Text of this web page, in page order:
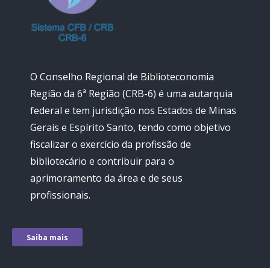
O Conselho Regional de Biblioteconomia
Região da 6ª Região (CRB-6) é uma autarquia
federal e tem jurisdição nos Estados de Minas
Gerais e Espírito Santo, tendo como objetivo
fiscalizar o exercício da profissão de
bibliotecário e contribuir para o
aprimoramento da área e de seus
profissionais.
Saiba mais